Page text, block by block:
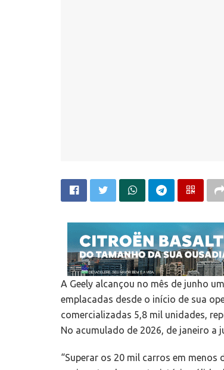
A Geely alcançou no mês de junho
emplacadas desde o início de sua
comercializadas 5,8 mil unidades,
No acumulado de 2026, de janeiro a
“Superar os 20 mil carros em